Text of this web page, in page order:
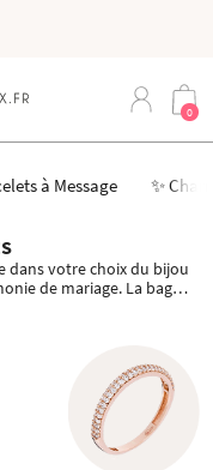
0
à Message ✨
dans votre choix du bijou
de mariage. La bague